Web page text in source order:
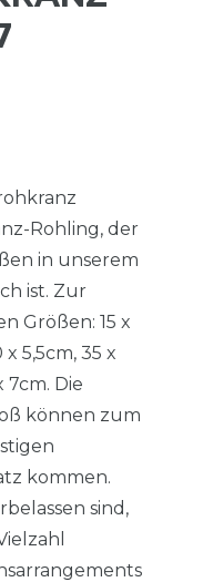
Rohling, der
in unserem
ist. Zur
Größen: 15 x
5,5cm, 35 x
7cm. Die
können zum
kommen.
sind,